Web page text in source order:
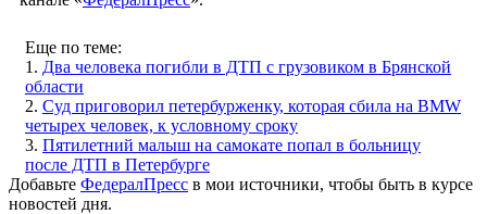
Еще по теме:
1. Два человека погибли в ДТП с грузовиком в Брянской
области
2. Суд приговорил петербурженку, которая сбила на BMW
четырех человек, к условному сроку
3. Пятилетний малыш на самокате попал в больницу
после ДТП в Петербурге
Добавьте ФедералПресс в мои источники, чтобы быть в курсе
новостей дня.